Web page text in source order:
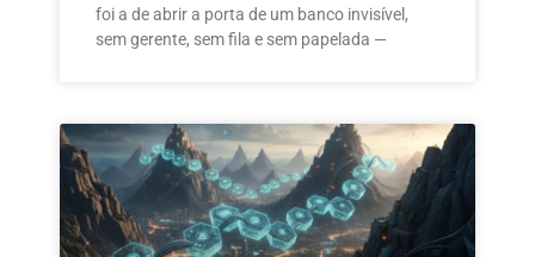
foi a de abrir a porta de um banco invisível,
sem gerente, sem fila e sem papelada —